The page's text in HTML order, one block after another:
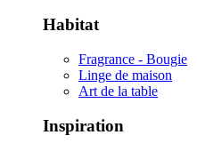
Habitat
Fragrance - Bougie
Linge de maison
Art de la table
Inspiration